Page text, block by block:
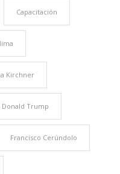
Capacitación
Kirchner
Donald Trump
Francisco Cerúndolo